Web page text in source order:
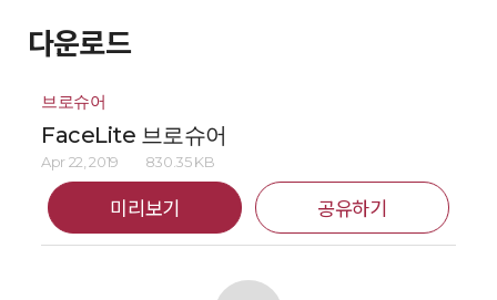
다운로드
브로슈어
FaceLite 브로슈어
Apr 22, 2019 830.35 KB
미리보기 공유하기